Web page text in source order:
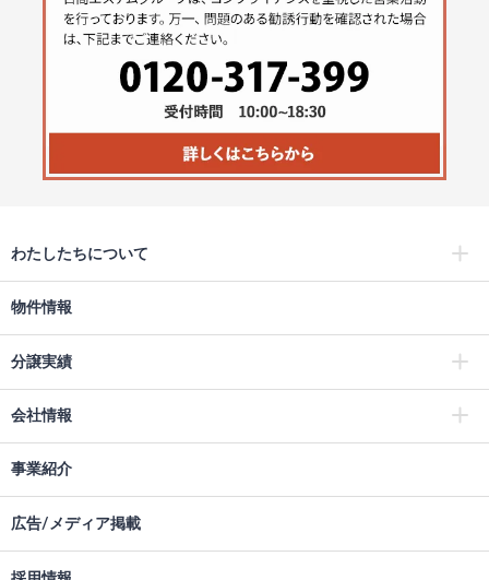
わたしたちについて
物件情報
分譲実績
会社情報
事業紹介
広告/メディア掲載